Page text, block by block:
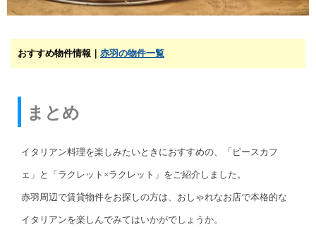
おすすめ物件情報｜ 赤羽の物件一覧
まとめ
イタリアン料理を楽しみたいときにおすすめの、「ピースカフ
ェ」と「ラクレット×ラクレット」をご紹介しました。
赤羽周辺で賃貸物件をお探しの方は、おしゃれなお店で本格的な
イタリアンを楽しんでみてはいかがでしょうか。